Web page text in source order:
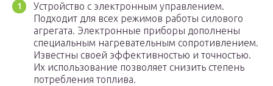
Устройство с электронным управлением.
Подходит для всех режимов работы силового
агрегата. Электронные приборы дополнены
специальным нагревательным сопротивлением.
Известны своей эффективностью и точностью.
Их использование позволяет снизить степень
потребления топлива.